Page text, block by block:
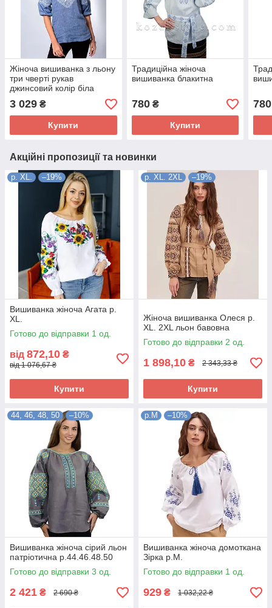
Жіноча вишиванка з льону
три чверті рукав
джинсовий колір біла
вишивка
3 029 ₴
Купити
Традиційна жіноча
вишиванка блакитна
780₴
Купити
780
Акційні пропозиції та новинки
р. XL. –19%
Вишиванка жіноча Агата р.
XL.
Готово до відправки 1 од.
від 872,10 ₴
від 1 076,67 ₴
Купити
р. XL. 2XL –19%
Жіноча вишиванка Олеся р.
XL. 2XL льон бавовна
Готово до відправки 2 од.
1 898,10 ₴ 2 343,33 ₴
Купити
44, 46, 48, 50 –10%
Вишиванка жіноча сірий льон
патріотична р.44.46.48.50
Готово до відправки 3 од.
2 421 ₴ 2 690 ₴
р.М –10%
Вишиванка жіноча домоткана
Зірка р.M.
Готово до відправки 1 од.
929 ₴ 1 032,22 ₴